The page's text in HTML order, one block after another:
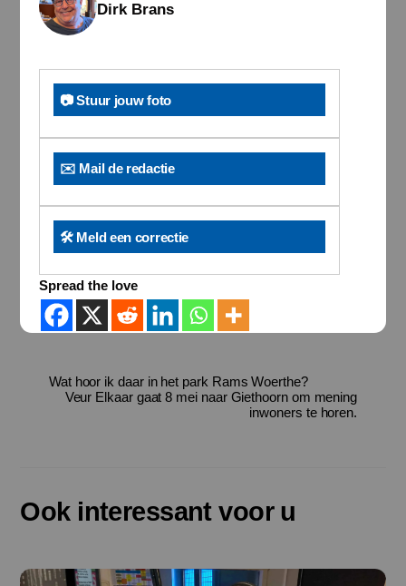
Dirk Brans
📷 Stuur jouw foto
✉️ Mail de redactie
🛠️ Meld een correctie
Spread the love
Wat hoor ik daar in het park Rams Woerthe?
Veur Elkaar gaat 8 mei naar Giethoorn om mening
inwoners te horen.
Ook interessant voor u